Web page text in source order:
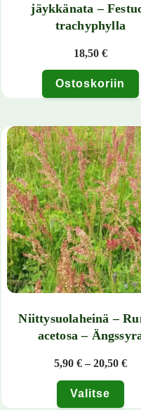
jäykkänata –
trachyphylla
18,50 €
Ostoskoriin
Niittysuolaheinä –
acetosa –
5,90 € – 20,50 €
Valitse